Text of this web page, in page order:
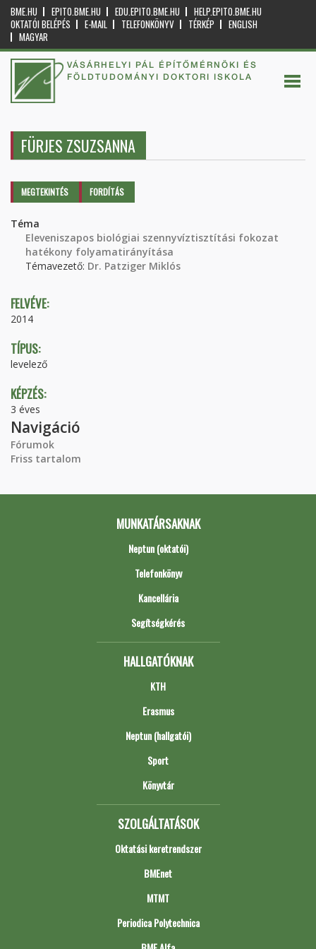
BME.HU EPITO.BME.HU EDU.EPITO.BME.HU
HELP.EPITO.BME.HU
OKTATÓI BELÉPÉS
E-MAIL TELEFONKÖNYV TÉRKÉP
ENGLISH
MAGYAR
VÁSÁRHELYI PÁL ÉPÍTŐMÉRNÖKI ÉS
FÖLDTUDOMÁNYI DOKTORI ISKOLA
FÜRJES ZSUZSANNA
Elsődleges fülek
MEGTEKINTÉS (AKTÍVFORDÍTÁS
Téma
Eleveniszapos biológiai szennyvíztisztítási fokozat
hatékony folyamatirányítása
Témavezető: Dr. Patziger Miklós
FELVÉVE:
2014
TÍPUS:
levelező
KÉPZÉS:
3 éves
Navigáció
Fórumok
Friss tartalom
MUNKATÁRSAKNAK
Neptun (oktatói)
Telefonkönyv
Kancellária
Segítségkérés
HALLGATÓKNAK
KTH
Erasmus
Neptun (hallgatói)
Sport
Könyvtár
SZOLGÁLTATÁSOK
Oktatási keretrendszer
BMEnet
MTMT
Periodica Polytechnica